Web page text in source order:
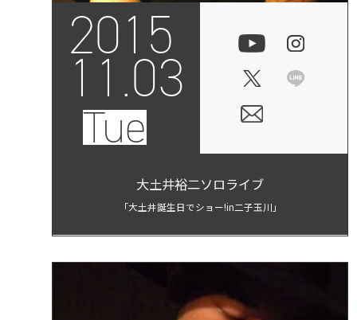
2015
11.03
Tue
大土井裕二ソロライブ
「大土井誕生日でショー!in二子玉川」